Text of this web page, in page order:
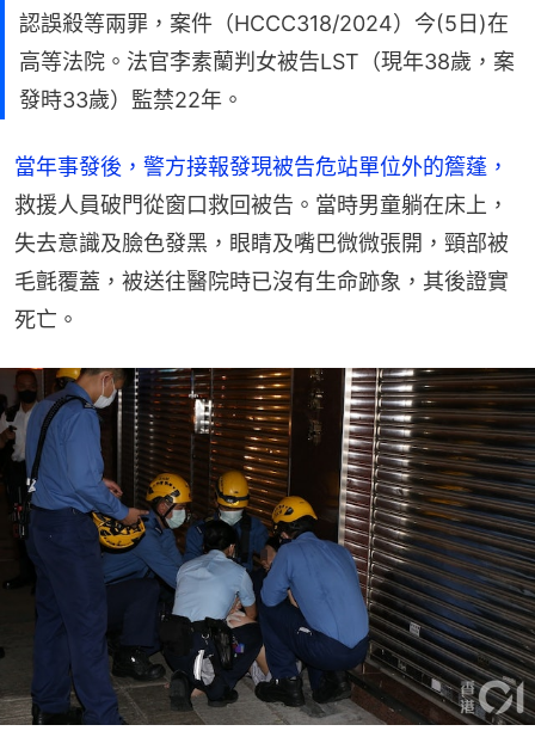
認誤殺等兩罪，案件（HCCC318/2024）今(5日)在
高等法院。法官李素蘭判女被告LST（現年38歲，案
發時33歲）監禁22年。
當年事發後，警方接報發現被告危站單位外的簷蓬，
救援人員破門從窗口救回被告。當時男童躺在床上，
失去意識及臉色發黑，眼睛及嘴巴微微張開，頸部被
毛氈覆蓋，被送往醫院時已沒有生命跡象，其後證實
死亡。